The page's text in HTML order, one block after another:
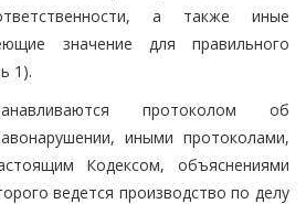
а также иные
значение для правильного
1).
протоколом об
иными протоколами,
Кодексом, объяснениями
ведется производство по делу